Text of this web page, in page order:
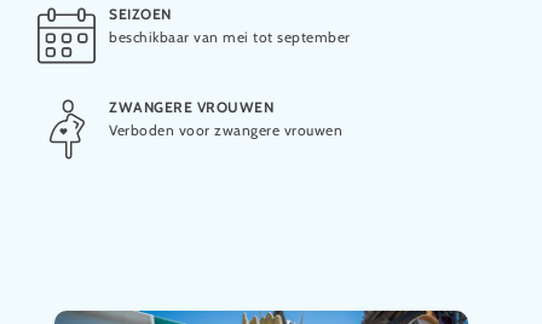
SEIZOEN
beschikbaar van mei tot september
ZWANGERE VROUWEN
Verboden voor zwangere vrouwen